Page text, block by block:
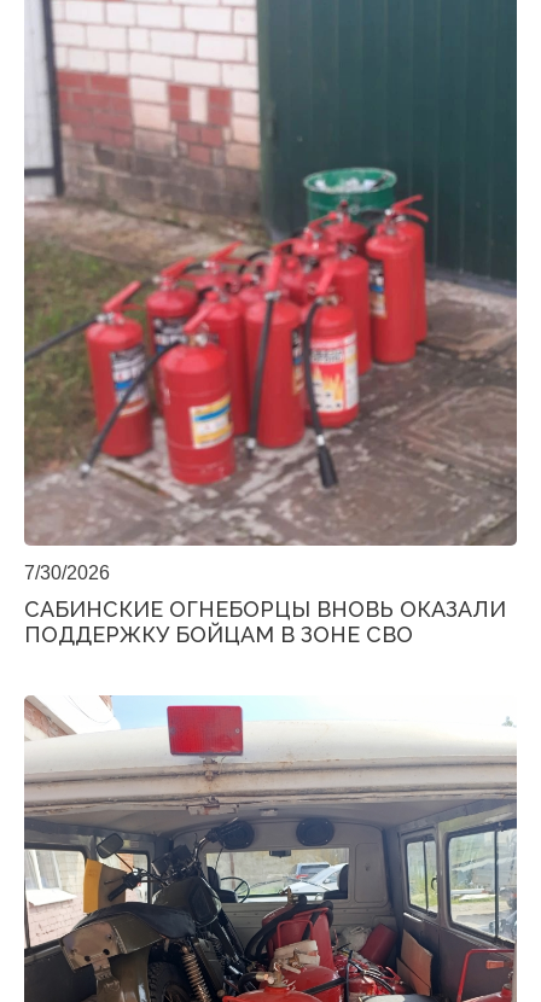
7/30/2026
САБИНСКИЕ ОГНЕБОРЦЫ ВНОВЬ ОКАЗАЛИ
ПОДДЕРЖКУ БОЙЦАМ В ЗОНЕ СВО